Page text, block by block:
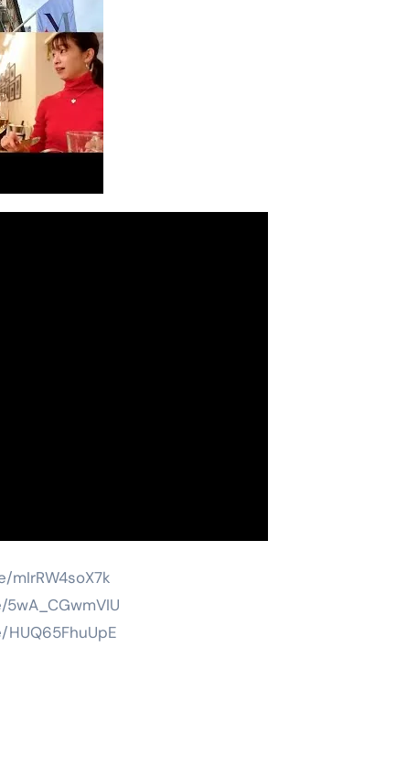
スタを完全再現 #shorts
（4K ULTRA HD）
ルーレイディスク）
0円てマジ？&アジア飯食べ尽くし
テト#shorts
リアンの名店 イルギオットーネの厨房風景｜料理王国 | 【